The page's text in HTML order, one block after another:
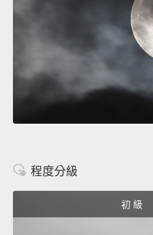
程度分級
初 級